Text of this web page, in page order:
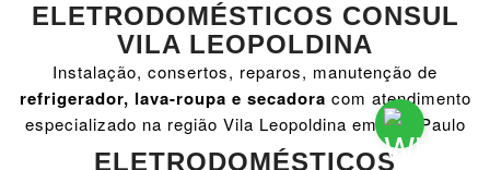
ELETRODOMÉSTICOS CONSUL
VILA LEOPOLDINA
Instalação, consertos, reparos, manutenção de
refrigerador, lava-roupa e secadora com atendimento
especializado na região Vila Leopoldina em São Paulo
ELETRODOMÉSTICOS